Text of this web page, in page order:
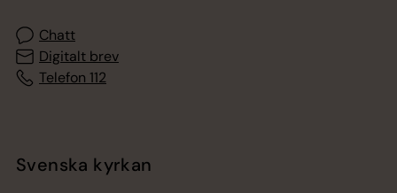
Chatt
Digitalt brev
Telefon 112
Svenska kyrkan